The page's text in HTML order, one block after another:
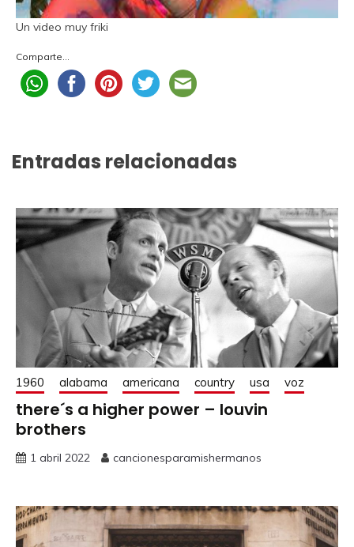
Un video muy friki
Comparte...
Entradas relacionadas
1960 alabama americana country usa voz
there´s a higher power – louvin
brothers
1 abril 2022 cancionesparamishermanos